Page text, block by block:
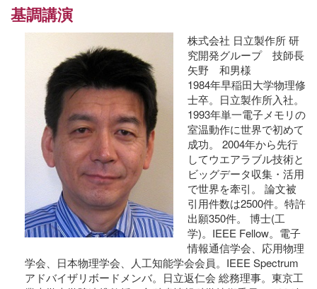
基調講演
株式会社 日立製作所 研
究開発グループ 技師長
矢野 和男様
1984年早稲田大学物理修
士卒。日立製作所入社。
1993年単一電子メモリの
室温動作に世界で初めて
成功。 2004年から先行
してウエアラブル技術と
ビッグデータ収集・活用
で世界を牽引。 論文被
引用件数は2500件。特許
出願350件。 博士(工
学)。IEEE Fellow。電子
情報通信学会、応用物理
学会、日本物理学会、人工知能学会会員。IEEE Spectrum
アドバイザリボードメンバ。日立返仁会 総務理事。東京工